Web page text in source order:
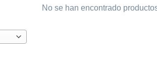
No se han encontrado